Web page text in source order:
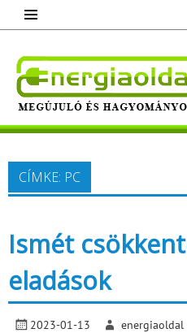
content
Megújuló és
Minden, ami energia!
CÍMKE: PC
Ismét
eladások
2023-01-13 energiaoldal